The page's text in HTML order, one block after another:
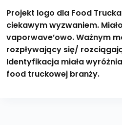
Projekt logo dla Food
ciekawym wyzwaniem.
vaporwave’owo. Ważnym
rozpływający się/
Identyfikacja miała
food truckowej branży.